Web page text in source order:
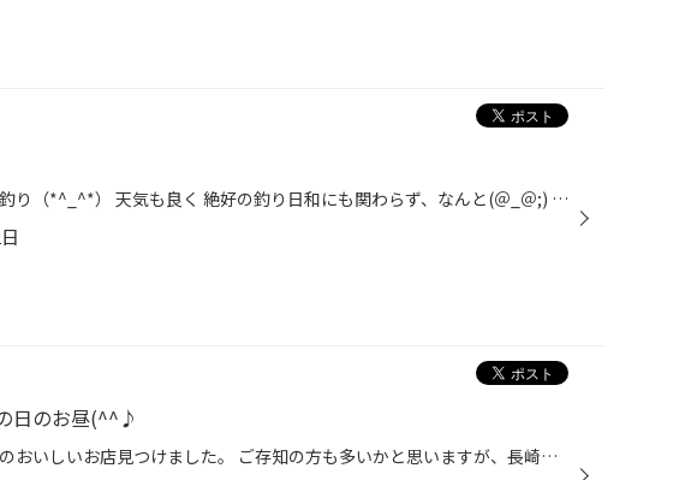
今年初のバス釣り（*^_^*） 天気も良く 絶好の釣り日和にも関わらず、なんと(＠_＠;) 一緒に行く予定の後輩スタッフ小田ちゃん。 痛恨の寝坊(-_-;) 当初の時間より1時間半遅れで出発!! 無事に到着して釣り始めたものの暑い暑い！！ 2時半粘ったにもかかわらず、なんとボーズ（0匹） 今度は、海釣り...
日のお昼(^^♪
雨の中、そばのおいしいお店見つけました。 ご存知の方も多いかと思いますが、長崎の アーケードを抜けてすぐの鍛冶屋町にある 本格手打ちそばの『平野』というお店です。 ざるそばと炊き込みご飯がセットになった、 お昼御膳をいただきました。細麺のざるそばがおいしいー！ ご飯や小鉢も旬のもの...